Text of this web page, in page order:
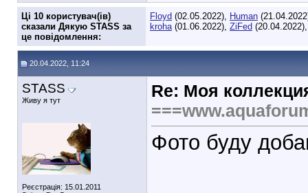
Ці 10 користувач(ів)
сказали Дякую STASS за
це повідомлення:
Floyd (02.05.2022), Human
kroha(01.06.2022), ZiFed
20.04.2022, 11:24
STASS
Живу я тут
Реєстрація: 15.01.2011
Re: Моя
Фото буду